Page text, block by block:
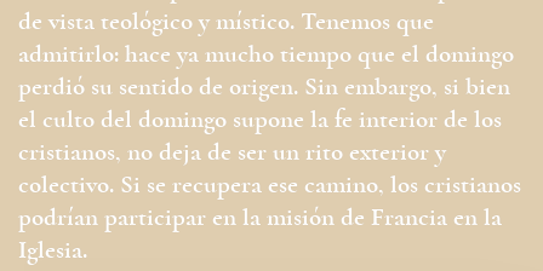
de vista teológico y místico. Tenemos que
admitirlo: hace ya mucho tiempo que el domingo
perdió su sentido de origen. Sin embargo, si bien
el culto del domingo supone la fe interior de los
cristianos, no deja de ser un rito exterior y
colectivo. Si se recupera ese camino, los cristianos
podrían participar en la misión de Francia en la
Iglesia.